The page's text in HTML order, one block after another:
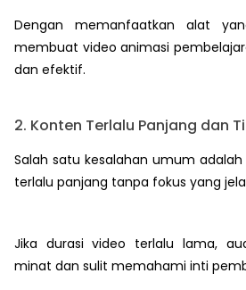
Dengan memanfaatkan alat
membuat video animasi
dan efektif.
2. Konten Terlalu Panjang dan
Salah satu kesalahan umum
terlalu panjang tanpa fokus yang
Jika durasi video terlalu lama,
minat dan sulit memahami inti